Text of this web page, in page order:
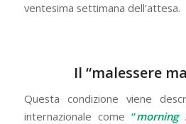
ventesima settimana dell’attesa.
Il “malessere
Questa condizione viene
internazionale come “morning